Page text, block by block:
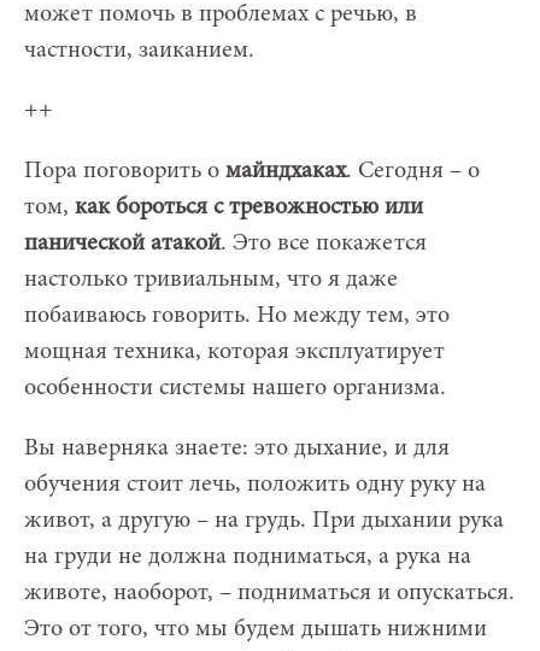
может помочь в проблемах с речью, в
частности, заиканием.
++
Пора поговорить о майндхаках. Сегодня – о
том, как бороться с тревожностью или
панической атакой. Это все покажется
настолько тривиальным, что я даже
побаиваюсь говорить. Но между тем, это
мощная техника, которая эксплуатирует
особенности системы нашего организма.
Вы наверняка знаете: это дыхание, и для
обучения стоит лечь, положить одну руку на
живот, а другую – на грудь. При дыхании рука
на груди не должна подниматься, а рука на
животе, наоборот, – подниматься и опускаться.
Это от того, что мы будем дышать нижними